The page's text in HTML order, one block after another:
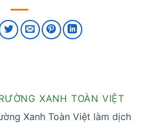
XANH TOÀN VIỆT
Xanh Toàn Việt làm dịch